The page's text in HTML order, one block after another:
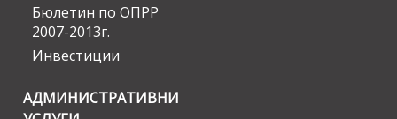
Бюлетин по ОПРР
2007-2013г.
Инвестиции
АДМИНИСТРАТИВНИ